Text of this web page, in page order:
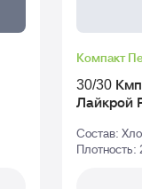
Компакт
30/30
Лайкрой Рулон tofu - Тофу_tpg-11-
Состав: